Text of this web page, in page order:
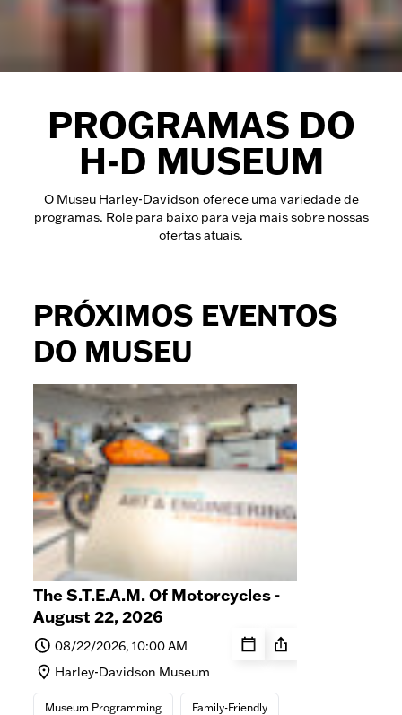
PROGRAMAS DO
H-D MUSEUM
O Museu Harley-Davidson oferece uma variedade de
programas. Role para baixo para veja mais sobre nossas
ofertas atuais.
PRÓXIMOS EVENTOS
DO MUSEU
The S.T.E.A.M. Of Motorcycles -
August 22, 2026
08/22/2026, 10:00 AM
Harley-Davidson Museum
Museum Programming Family-Friendly